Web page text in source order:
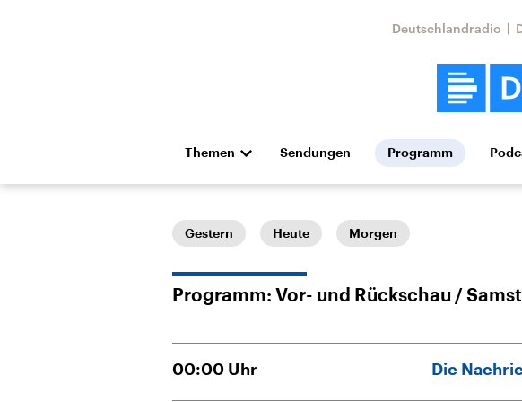
Deutschlandradio
Themen
Die Nachrichten Politik Wirtschaft
Hörspiel und Feature Musik
Landtagswahl Sachsen-
Sendungen Programm
Gestern Heute Morgen
Programm: Vor- und Rückschau
00:00 Uhr Die